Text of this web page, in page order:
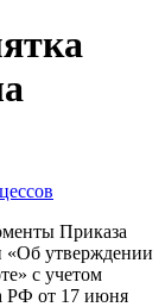
Приказа
«Об утверждении
с учетом
РФ от 17 июня